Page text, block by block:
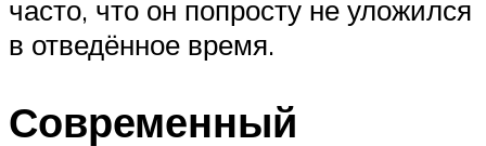
часто, что он попросту не уложился
в отведённое время.
Современный